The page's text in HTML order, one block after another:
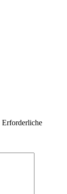
Erforderliche